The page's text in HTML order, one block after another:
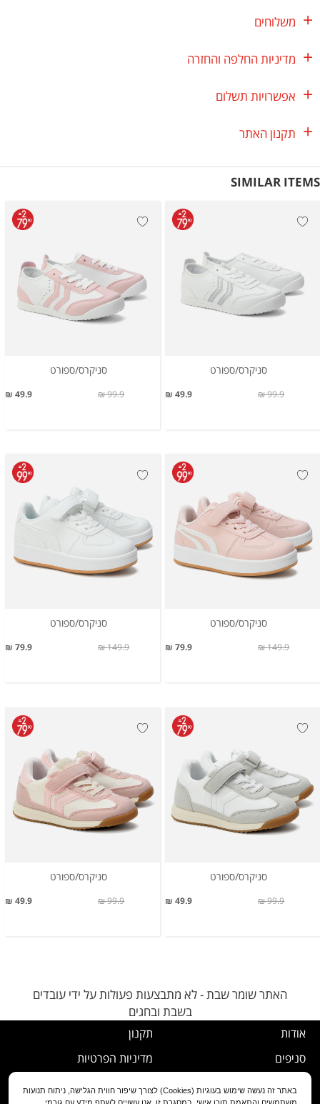
משלוחים
מדיניות החלפה והחזרה
אפשרויות תשלום
תקנון האתר
SIMILAR ITEMS
סניקרס/ספורט
49.9 ₪ 99.9 ₪
סניקרס/ספורט
49.9 ₪ 99.9 ₪
סניקרס/ספורט
79.9 ₪ 149.9 ₪
סניקרס/ספורט
79.9 ₪ 149.9 ₪
סניקרס/ספורט
49.9 ₪ 99.9 ₪
סניקרס/ספורט
49.9 ₪ 99.9 ₪
האתר שומר שבת - לא מתבצעות פעולות על ידי עובדים
בשבת ובחגים
אודות
סניפים
תקנון
מדיניות הפרטיות
נוהל ביטול עסקה
באתר זה נעשה שימוש בעוגיות (Cookies) לצורך שיפור חווית הגלישה, ניתוח תנועות